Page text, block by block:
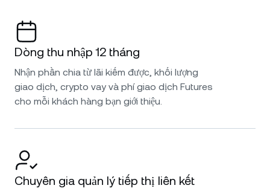
Dòng thu nhập 12 tháng
Nhận phần chia từ lãi kiếm được, khối lượng
giao dịch, crypto vay và phí giao dịch Futures
cho mỗi khách hàng bạn giới thiệu.
Chuyên gia quản lý tiếp thị liên kết